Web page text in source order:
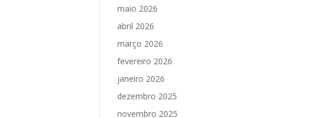
maio 2026
abril 2026
março 2026
fevereiro 2026
janeiro 2026
dezembro 2025
novembro 2025